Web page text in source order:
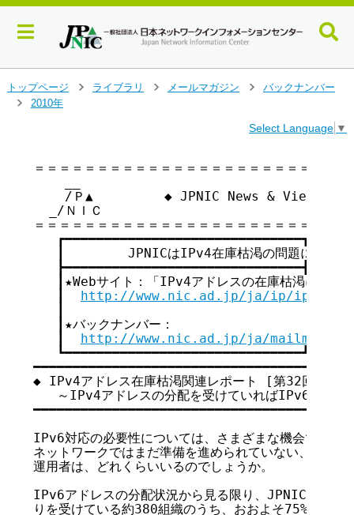
トップページ
ライブラリ
メールマガジン
バックナンバー
2010年
Select Language ▼
＝＝＝＝＝＝＝＝＝＝＝＝＝＝＝＝＝＝＝＝＝＝＝＝
/Ｐ▲         ◆ JPNIC News & Views
  _/ＮＩＣ
＝＝＝＝＝＝＝＝＝＝＝＝＝＝＝＝＝＝＝＝＝＝＝＝
   ┏━━━━━━━━━━━━━━━━━━━━━━━━━━━━━━┓
┃        JPNICはIPv4在庫枯渇の問題に取り
   ┣━━━━━━━━━━━━━━━━━━━━━━━━━━━━━━┫
┃★Webサイト：「IPv4アドレスの在庫枯渇に関
http://www.nic.ad.jp/ja/ip/
┃★バックナンバー：
http://www.nic.ad.jp/ja/
   ┗━━━━━━━━━━━━━━━━━━━━━━━━━━━━━━┛
━━━━━━━━━━━━━━━━━━━━━━━━━━━━━━━━━━━
◆ IPv4アドレス在庫枯渇関連レポート [第32回]
～IPv4アドレスの分配を受けていればIPv6の取得
━━━━━━━━━━━━━━━━━━━━━━━━━━━━━━━━━━━
IPv6対応の必要性については、さまざまな機会で話を
ネットワークではまだ準備を進められていない、と感
運用者は、どれくらいいるのでしょうか。
IPv6アドレスの分配状況から見る限り、JPNICから直
りを受けている約380組織のうち、おおよそ75%の事